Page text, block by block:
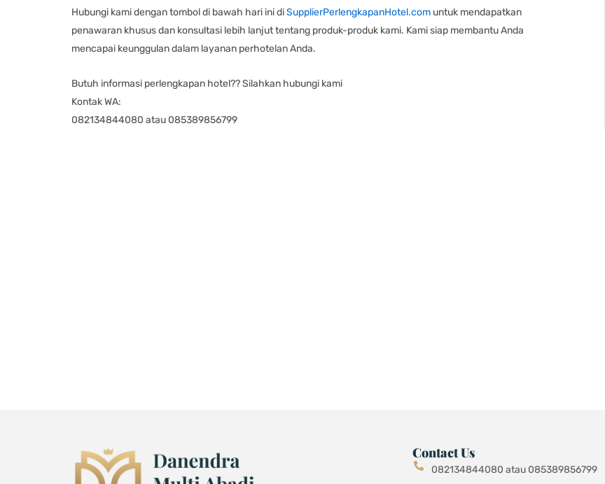
Hubungi kami dengan tombol di bawah hari ini diSupplierPerlengkapanHotel.com untuk mendapatkan
penawaran khusus dan konsultasi lebih lanjut tentang produk-produk kami. Kami siap membantu Anda
mencapai keunggulan dalam layanan perhotelan Anda.
Butuh informasi perlengkapan hotel?? Silahkan hubungi kami
Kontak WA:
082134844080 atau 085389856799
Contact Us
082134844080 atau 085389856799